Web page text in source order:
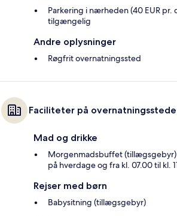
Parkering i nærheden (40 EUR pr.
tilgængelig
Andre oplysninger
Røgfrit overnatningssted
Faciliteter på
Mad og drikke
Morgenmadsbuffet (tillægsgebyr)
på hverdage og fra kl. 07.00 til kl.
Rejser med børn
Babysitning (tillægsgebyr)